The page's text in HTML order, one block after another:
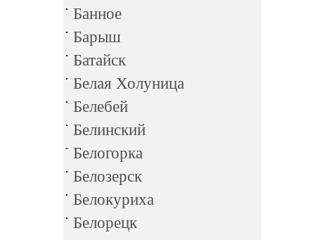
Банное
Барыш
Батайск
Белая Холуница
Белебей
Белинский
Белогорка
Белозерск
Белокуриха
Белорецк